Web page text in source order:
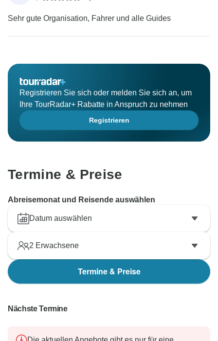
Sehr gute Organisation, Fahrer und alle Guides
Registrieren Sie sich oder melden Sie sich an, um
Ihre TourRadar+ Rabatte in Anspruch zu nehmen
Registrieren
Termine & Preise
Abreisemonat und Reisende auswählen
Datum auswählen
2 Erwachsene
Termine & Preise
Nächste Termine